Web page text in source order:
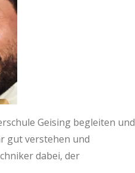
Geising begleiten und
gut verstehen und
dabei, der